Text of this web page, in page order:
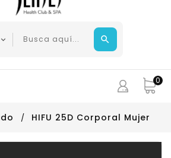
0
HIFU 25D Corporal Mujer